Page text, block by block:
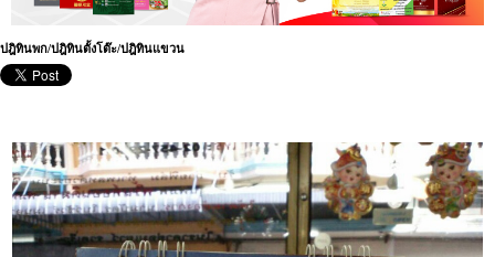
ปฎิทินพก/ปฎิทินตั้งโต๊ะ/ปฎิทินแขวน